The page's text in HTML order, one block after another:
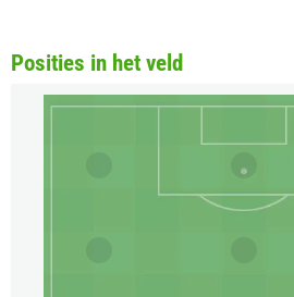
Posities in het veld